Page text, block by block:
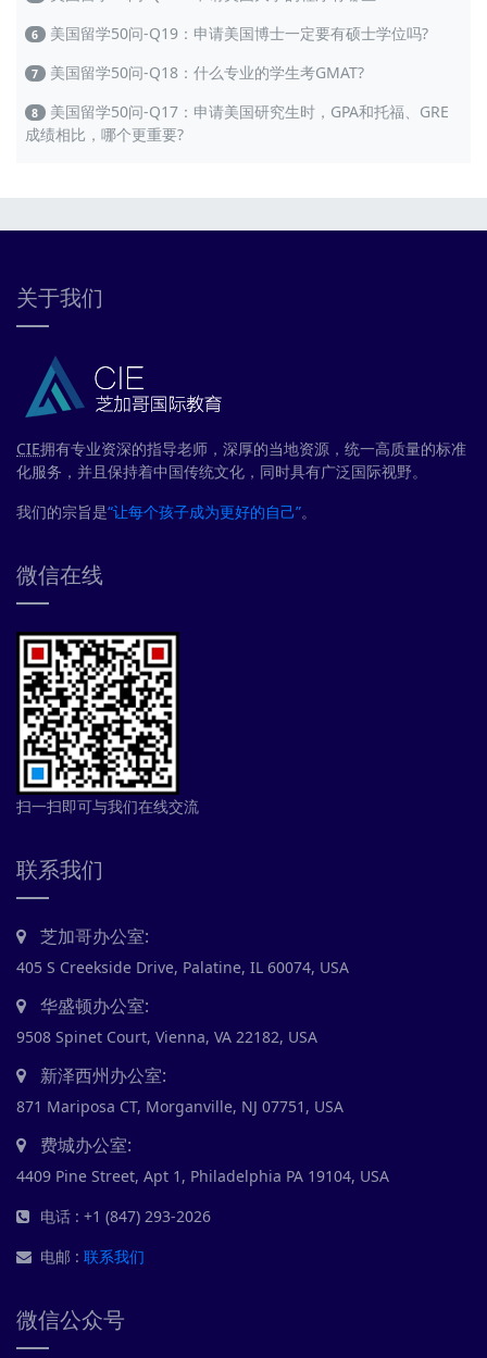
6 美国留学50问-Q19：申请美国博士一定要有硕士学位吗?
7 美国留学50问-Q18：什么专业的学生考GMAT?
8 美国留学50问-Q17：申请美国研究生时，GPA和托福、GRE
成绩相比，哪个更重要?
关于我们
CIE拥有专业资深的指导老师，深厚的当地资源，统一高质量的标准
化服务，并且保持着中国传统文化，同时具有广泛国际视野。
我们的宗旨是“让每个孩子成为更好的自己”。
微信在线
扫一扫即可与我们在线交流
联系我们
芝加哥办公室:
405 S Creekside Drive, Palatine, IL 60074, USA
华盛顿办公室:
9508 Spinet Court, Vienna, VA 22182, USA
新泽西州办公室:
871 Mariposa CT, Morganville, NJ 07751, USA
费城办公室:
4409 Pine Street, Apt 1, Philadelphia PA 19104, USA
电话 : +1 (847) 293-2026
电邮 : 联系我们
微信公众号